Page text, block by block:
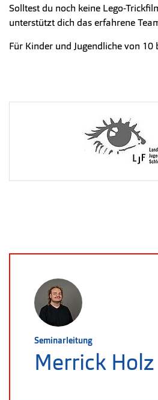
Solltest du noch keine Lego-
unterstützt dich das erfahrene
Für Kinder und Jugendliche von 10
Seminarleitung
Merrick Holz